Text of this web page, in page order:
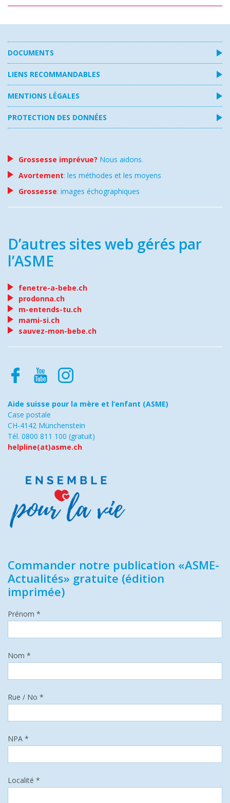
DOCUMENTS
LIENS RECOMMANDABLES
MENTIONS LÉGALES
PROTECTION DES DONNÉES
Grossesse imprévue? Nous aidons.
Avortement: les méthodes et les moyens
Grossesse: images échographiques
D’autres sites web gérés par
l’ASME
fenetre-a-bebe.ch
prodonna.ch
m-entends-tu.ch
mami-si.ch
sauvez-mon-bebe.ch
Aide suisse pour la mère et l’enfant (ASME)
Case postale
CH-4142 Münchenstein
Tél. 0800 811 100 (gratuit)
helpline(at)asme.ch
Commander notre publication «ASME-
Actualités» gratuite (édition
imprimée)
Prénom *
Nom *
Rue / No *
NPA *
Localité *